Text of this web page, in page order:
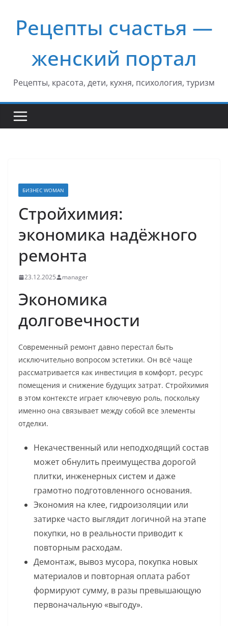
содержимому
Рецепты счастья —
женский портал
Рецепты, красота, дети, кухня, психология, туризм
БИЗНЕС WOMAN
Стройхимия:
экономика надёжного
ремонта
23.12.2025 manager
Экономика
долговечности
Современный ремонт давно перестал быть
исключительно вопросом эстетики. Он всё чаще
рассматривается как инвестиция в комфорт, ресурс
помещения и снижение будущих затрат. Стройхимия
в этом контексте играет ключевую роль, поскольку
именно она связывает между собой все элементы
отделки.
Некачественный или неподходящий состав
может обнулить преимущества дорогой
плитки, инженерных систем и даже
грамотно подготовленного основания.
Экономия на клее, гидроизоляции или
затирке часто выглядит логичной на этапе
покупки, но в реальности приводит к
повторным расходам.
Демонтаж, вывоз мусора, покупка новых
материалов и повторная оплата работ
формируют сумму, в разы превышающую
первоначальную «выгоду».